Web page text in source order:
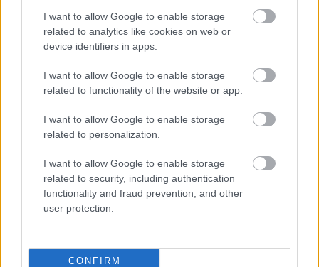
I want to allow Google to enable storage
related to analytics like cookies on web or
device identifiers in apps.
I want to allow Google to enable storage
related to functionality of the website or app.
I want to allow Google to enable storage
related to personalization.
I want to allow Google to enable storage
related to security, including authentication
functionality and fraud prevention, and other
user protection.
CONFIRM